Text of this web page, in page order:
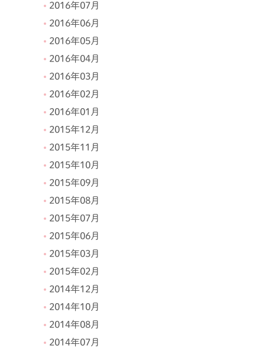
2016年07月
2016年06月
2016年05月
2016年04月
2016年03月
2016年02月
2016年01月
2015年12月
2015年11月
2015年10月
2015年09月
2015年08月
2015年07月
2015年06月
2015年03月
2015年02月
2014年12月
2014年10月
2014年08月
2014年07月